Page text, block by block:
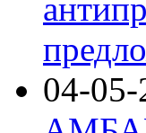
04-05-